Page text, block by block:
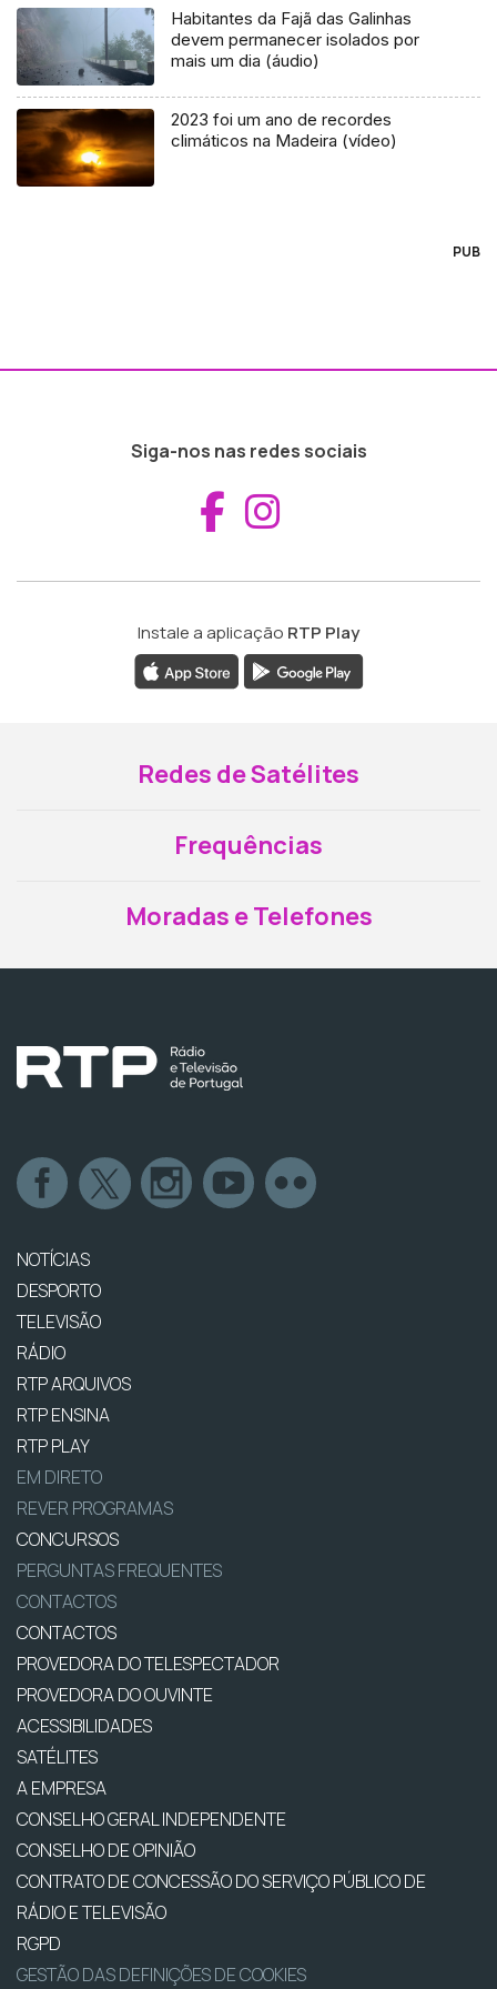
Habitantes da Fajã das Galinhas
devem permanecer isolados por
mais um dia (áudio)
2023 foi um ano de recordes
climáticos na Madeira (vídeo)
PUB
Siga-nos nas redes sociais
Aceder ao
Instale a aplicação RTP Play
Redes de Satélites
Frequências
Moradas e Telefones
NOTÍCIAS
DESPORTO
TELEVISÃO
RÁDIO
RTP ARQUIVOS
RTP ENSINA
RTP PLAY
EM DIRETO
REVER PROGRAMAS
CONCURSOS
PERGUNTAS FREQUENTES
CONTACTOS
CONTACTOS
PROVEDORA DO TELESPECTADOR
PROVEDORA DO OUVINTE
ACESSIBILIDADES
SATÉLITES
A EMPRESA
CONSELHO GERAL INDEPENDENTE
CONSELHO DE OPINIÃO
CONTRATO DE CONCESSÃO DO SERVIÇO PÚBLICO DE
RÁDIO E TELEVISÃO
RGPD
GESTÃO DAS DEFINIÇÕES DE COOKIES